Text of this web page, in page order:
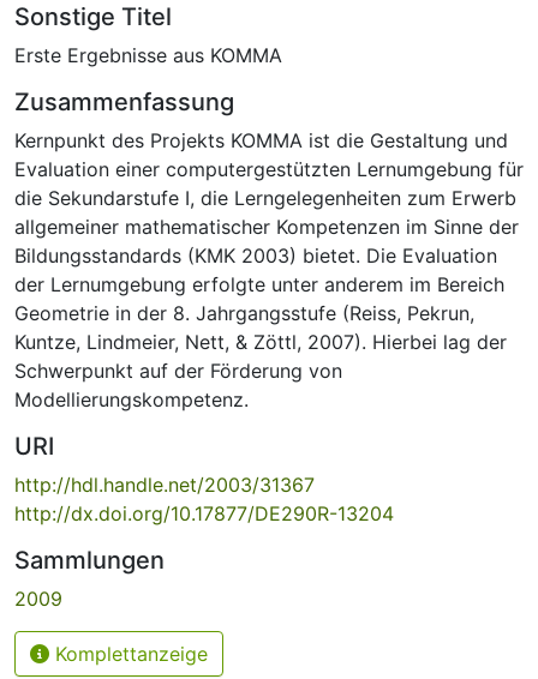
Sonstige Titel
Erste Ergebnisse aus KOMMA
Zusammenfassung
Kernpunkt des Projekts KOMMA ist die Gestaltung und
Evaluation einer computergestützten Lernumgebung für
die Sekundarstufe I, die Lerngelegenheiten zum Erwerb
allgemeiner mathematischer Kompetenzen im Sinne der
Bildungsstandards (KMK 2003) bietet. Die Evaluation
der Lernumgebung erfolgte unter anderem im Bereich
Geometrie in der 8. Jahrgangsstufe (Reiss, Pekrun,
Kuntze, Lindmeier, Nett, & Zöttl, 2007). Hierbei lag der
Schwerpunkt auf der Förderung von
Modellierungskompetenz.
URI
http://hdl.handle.net/2003/31367
http://dx.doi.org/10.17877/DE290R-13204
Sammlungen
2009
Komplettanzeige